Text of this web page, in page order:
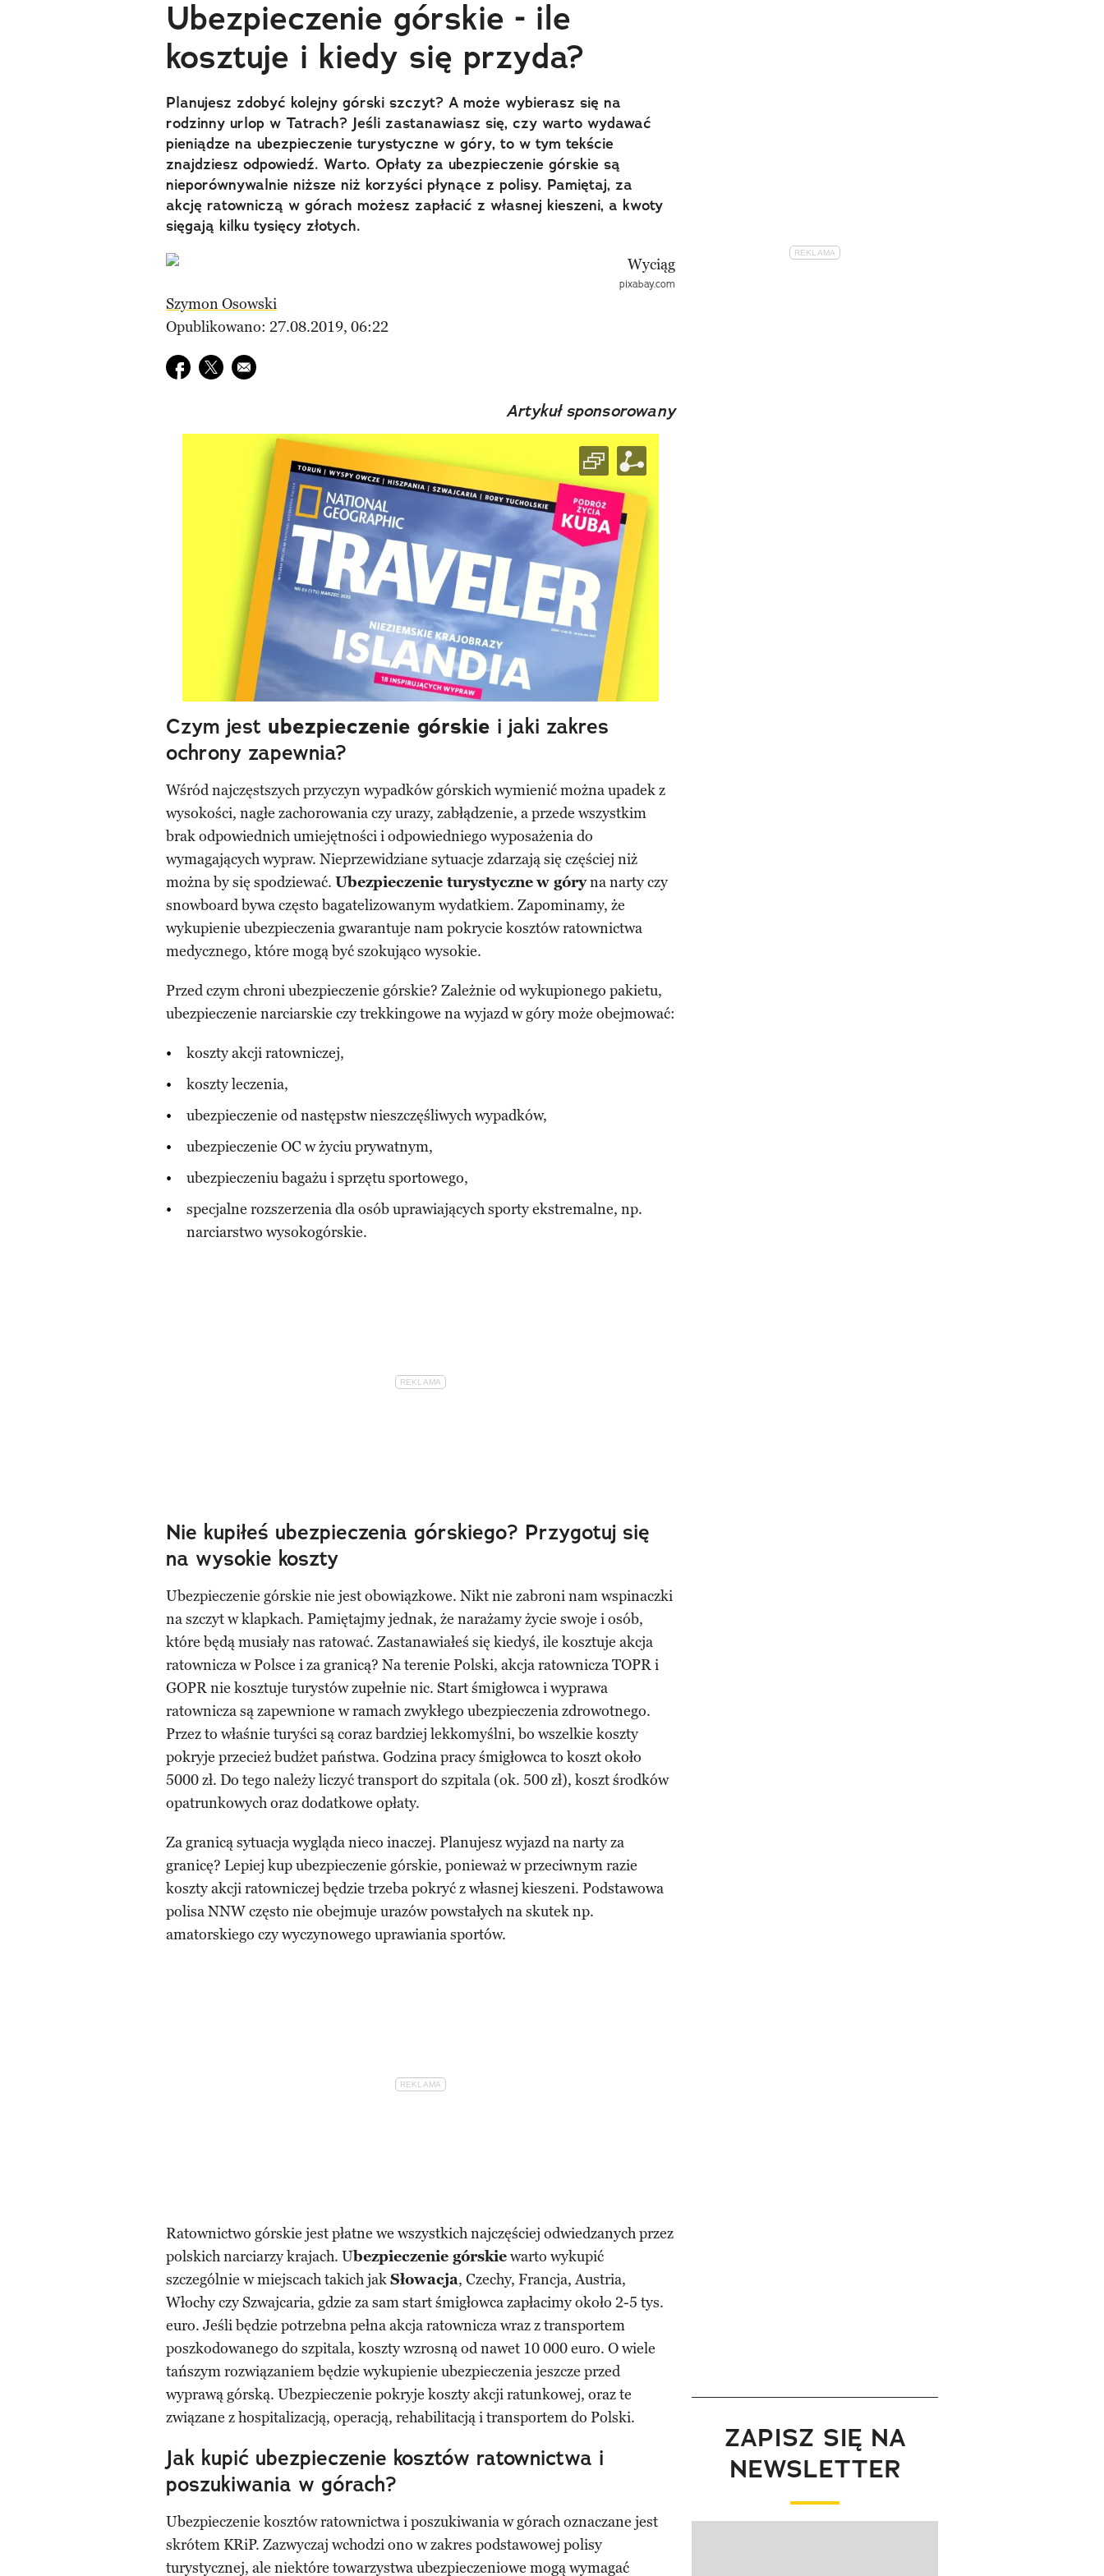
Ubezpieczenie górskie - ile
kosztuje i kiedy się przyda?
Planujesz zdobyć kolejny górski szczyt? A może wybierasz się na
rodzinny urlop w Tatrach? Jeśli zastanawiasz się, czy warto wydawać
pieniądze na ubezpieczenie turystyczne w góry, to w tym tekście
znajdziesz odpowiedź. Warto. Opłaty za ubezpieczenie górskie są
nieporównywalnie niższe niż korzyści płynące z polisy. Pamiętaj, za
akcję ratowniczą w górach możesz zapłacić z własnej kieszeni, a kwoty
sięgają kilku tysięcy złotych.
pixabay.com
Szymon Osowski
Opublikowano: 27.08.2019, 06:22
Udostępnij na facebook
Udostępnij na twitter
E-mail do przyjaciela
Artykuł sponsorowany
Czym jest ubezpieczenie górskie i jaki zakres
ochrony zapewnia?
Wśród najczęstszych przyczyn wypadków górskich wymienić można upadek z
wysokości, nagłe zachorowania czy urazy, zabłądzenie, a przede wszystkim
brak odpowiednich umiejętności i odpowiedniego wyposażenia do
wymagających wypraw. Nieprzewidziane sytuacje zdarzają się częściej niż
można by się spodziewać. Ubezpieczenie turystycznew góryna narty czy
snowboard bywa często bagatelizowanym wydatkiem. Zapominamy, że
wykupienie ubezpieczenia gwarantuje nam pokrycie kosztów ratownictwa
medycznego, które mogą być szokująco wysokie.
Przed czym chroni ubezpieczenie górskie? Zależnie od wykupionego pakietu,
ubezpieczenie narciarskie czy trekkingowe na wyjazd w góry może obejmować:
koszty akcji ratowniczej,
koszty leczenia,
ubezpieczenie od następstw nieszczęśliwych wypadków,
ubezpieczenie OC w życiu prywatnym,
ubezpieczeniu bagażu i sprzętu sportowego,
specjalne rozszerzenia dla osób uprawiających sporty ekstremalne, np.
narciarstwo wysokogórskie.
Nie kupiłeś ubezpieczenia górskiego? Przygotuj się
na wysokie koszty
Ubezpieczenie górskie nie jest obowiązkowe. Nikt nie zabroni nam wspinaczki
na szczyt w klapkach. Pamiętajmy jednak, że narażamy życie swoje i osób,
które będą musiały nas ratować. Zastanawiałeś się kiedyś, ile kosztuje akcja
ratownicza w Polsce i za granicą? Na terenie Polski, akcja ratownicza TOPR i
GOPR nie kosztuje turystów zupełnie nic. Start śmigłowca i wyprawa
ratownicza są zapewnione w ramach zwykłego ubezpieczenia zdrowotnego.
Przez to właśnie turyści są coraz bardziej lekkomyślni, bo wszelkie koszty
pokryje przecież budżet państwa. Godzina pracy śmigłowca to koszt około
5000 zł. Do tego należy liczyć transport do szpitala (ok. 500 zł), koszt środków
opatrunkowych oraz dodatkowe opłaty.
Za granicą sytuacja wygląda nieco inaczej. Planujesz wyjazd na narty za
granicę? Lepiej kup ubezpieczenie górskie, ponieważ w przeciwnym razie
koszty akcji ratowniczej będzie trzeba pokryć z własnej kieszeni. Podstawowa
polisa NNW często nie obejmuje urazów powstałych na skutek np.
amatorskiego czy wyczynowego uprawiania sportów.
Ratownictwo górskie jest płatne we wszystkich najczęściej odwiedzanych przez
polskich narciarzy krajach. Ubezpieczenie górskiewarto wykupić
szczególnie w miejscach takich jakSłowacja, Czechy, Francja, Austria,
Włochy czy Szwajcaria, gdzie za sam start śmigłowca zapłacimy około 2-5 tys.
euro. Jeśli będzie potrzebna pełna akcja ratownicza wraz z transportem
poszkodowanego do szpitala, koszty wzrosną od nawet 10 000 euro. O wiele
tańszym rozwiązaniem będzie wykupienie ubezpieczenia jeszcze przed
wyprawą górską. Ubezpieczenie pokryje koszty akcji ratunkowej, oraz te
związane z hospitalizacją, operacją, rehabilitacją i transportem do Polski.
Jak kupić ubezpieczenie kosztów ratownictwa i
poszukiwania w górach?
Ubezpieczenie kosztów ratownictwa i poszukiwania w górach oznaczane jest
skrótem KRiP. Zazwyczaj wchodzi ono w zakres podstawowej polisy
turystycznej, ale niektóre towarzystwa ubezpieczeniowe mogą wymagać
ZAPISZ SIĘ NA
NEWSLETTER